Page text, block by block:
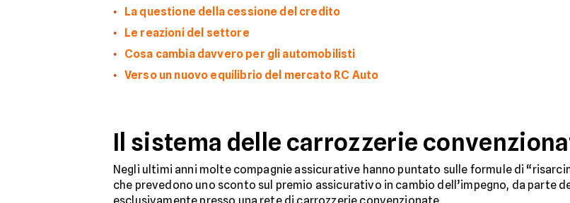
La questione della cessione del credito
Le reazioni del settore
Cosa cambia davvero per gli automobilisti
Verso un nuovo equilibrio del mercato RC Auto
Il sistema delle carrozzerie
Negli ultimi anni molte compagnie assicurative hanno puntato sulle formule di
che prevedono uno sconto sul premio assicurativo in cambio dell’impegno, da parte